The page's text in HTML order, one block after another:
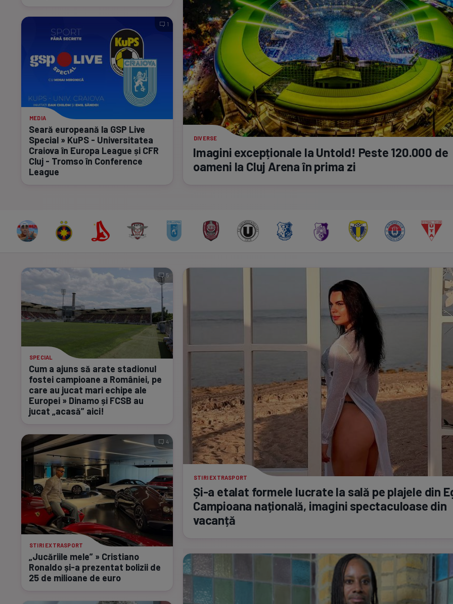
MEDIA
Seară europeană la GSP Live
Special » KuPS - Universitatea
Craiova în Europa League și CFR
Cluj - Tromso în Conference
League
1
DIVERSE
Imagini excepționale la Untold! Peste 120.000 de
oameni la Cluj Arena în prima zi
SPECIAL
Cum a ajuns să arate stadionul
fostei campioane a României, pe
care au jucat mari echipe ale
Europei » Dinamo și FCSB au
jucat „acasă” aici!
5
STIRI EXTRASPORT
„Jucăriile mele” » Cristiano
Ronaldoși-a prezentat bolizii de
25 de milioane de euro
4
STIRI EXTRASPORT
Și-a etalat formele lucrate la sală pe plajele din
Campioana națională, imagini spectaculoase din
vacanță